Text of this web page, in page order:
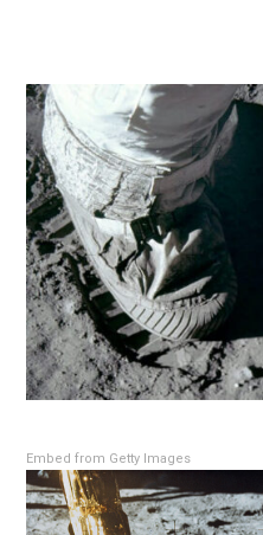
Embed from Getty Images